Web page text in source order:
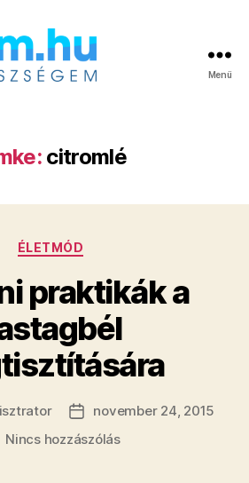
Menü
citromlé
Kategóriák
ÉLETMÓD
praktikák a
Bejegyzés
dátuma
november 24, 2015
Nincs hozzászólása(z)